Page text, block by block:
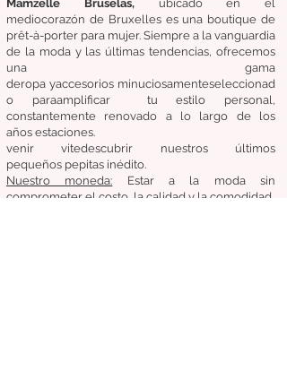
Mamzelle Bruselas, ubicado en el
mediocorazón de Bruxelles es una boutique de
prêt-à-porter para mujer. Siempre a la vanguardia
de la moda y las últimas tendencias, ofrecemos
una gama
deropa yaccesorios minuciosamenteseleccionad
o paraamplificartu estilo personal,
constantemente renovado a lo largo de los
años estaciones.
venir vitedescubrir nuestros últimos
pequeños pepitas inédito.
Nuestro moneda:
Estar a la moda sin
comprometer el costo, la calidad y la comodidad.